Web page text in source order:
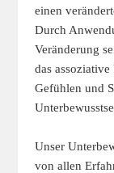
einen
Durch
Veränderung
das
Gefühlen und
Unser
von allen